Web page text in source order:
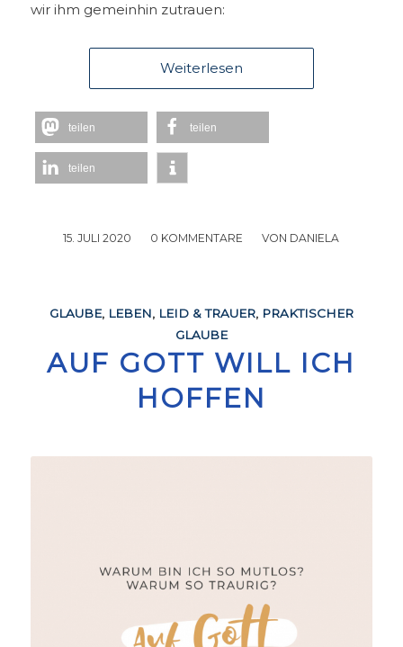
wir ihm gemeinhin zutrauen:
Weiterlesen
teilen teilen
teilen
15. JULI 2020
/ 0 KOMMENTARE
/ VON DANIELA
GLAUBE, LEBEN, LEID & TRAUER, PRAKTISCHER
GLAUBE
AUF GOTT WILL ICH
HOFFEN